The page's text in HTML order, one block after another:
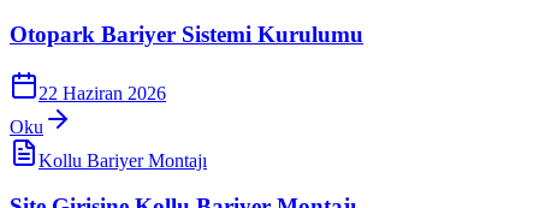
Otopark Bariyer Sistemi Kurulumu
22 Haziran 2026
Oku
Kollu Bariyer Montajı